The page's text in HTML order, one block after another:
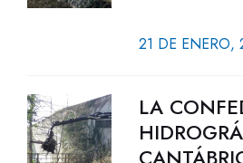
21 DE ENERO,
LA